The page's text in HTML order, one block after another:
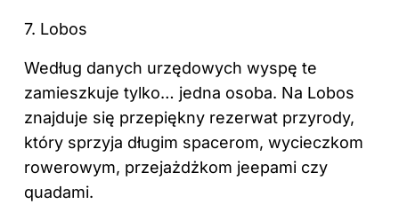
7. Lobos
Według danych urzędowych wyspę te
zamieszkuje tylko… jedna osoba. Na Lobos
znajduje się przepiękny rezerwat przyrody,
który sprzyja długim spacerom, wycieczkom
rowerowym, przejażdżkom jeepami czy
quadami.